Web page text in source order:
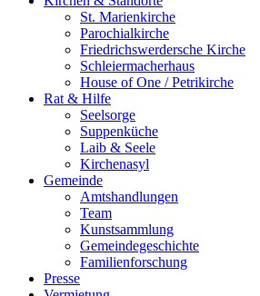
St. Marienkirche
Parochialkirche
Friedrichswerdersche Kirche
Schleiermacherhaus
House of One / Petrikirche
Rat & Hilfe
Seelsorge
Suppenküche
Laib & Seele
Kirchenasyl
Gemeinde
Amtshandlungen
Team
Kunstsammlung
Gemeindegeschichte
Familienforschung
Presse